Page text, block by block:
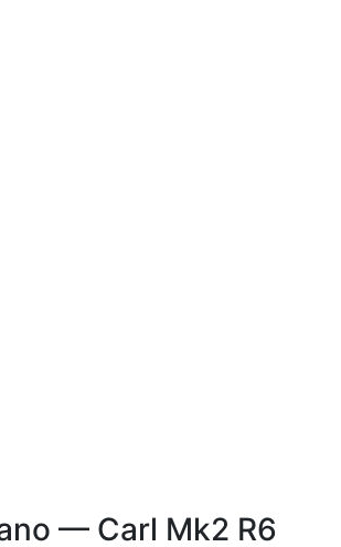
— Carl Mk2 R6